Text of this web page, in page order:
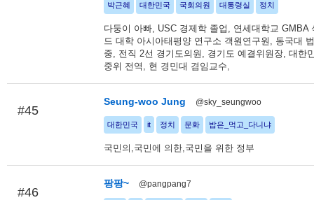
박근혜 대한민국 국회의원 대통령실 정치
다둥이 아빠, USC 경제학 졸업, 연세대학교 GMBA
드 대학 아시아태평양 연구소 객원연구원, 동국대
중, 전직 2선 경기도의원, 경기도 예결위원장, 대한
중위 전역, 현 경민대 겸임교수,
#45
Seung-woo Jung @sky_seungwoo
대한민국 it 정치 문화 밥은_먹고_다니냐
국민의,국민에 의한,국민을 위한 정부
#46
팡팡~ @pangpang7